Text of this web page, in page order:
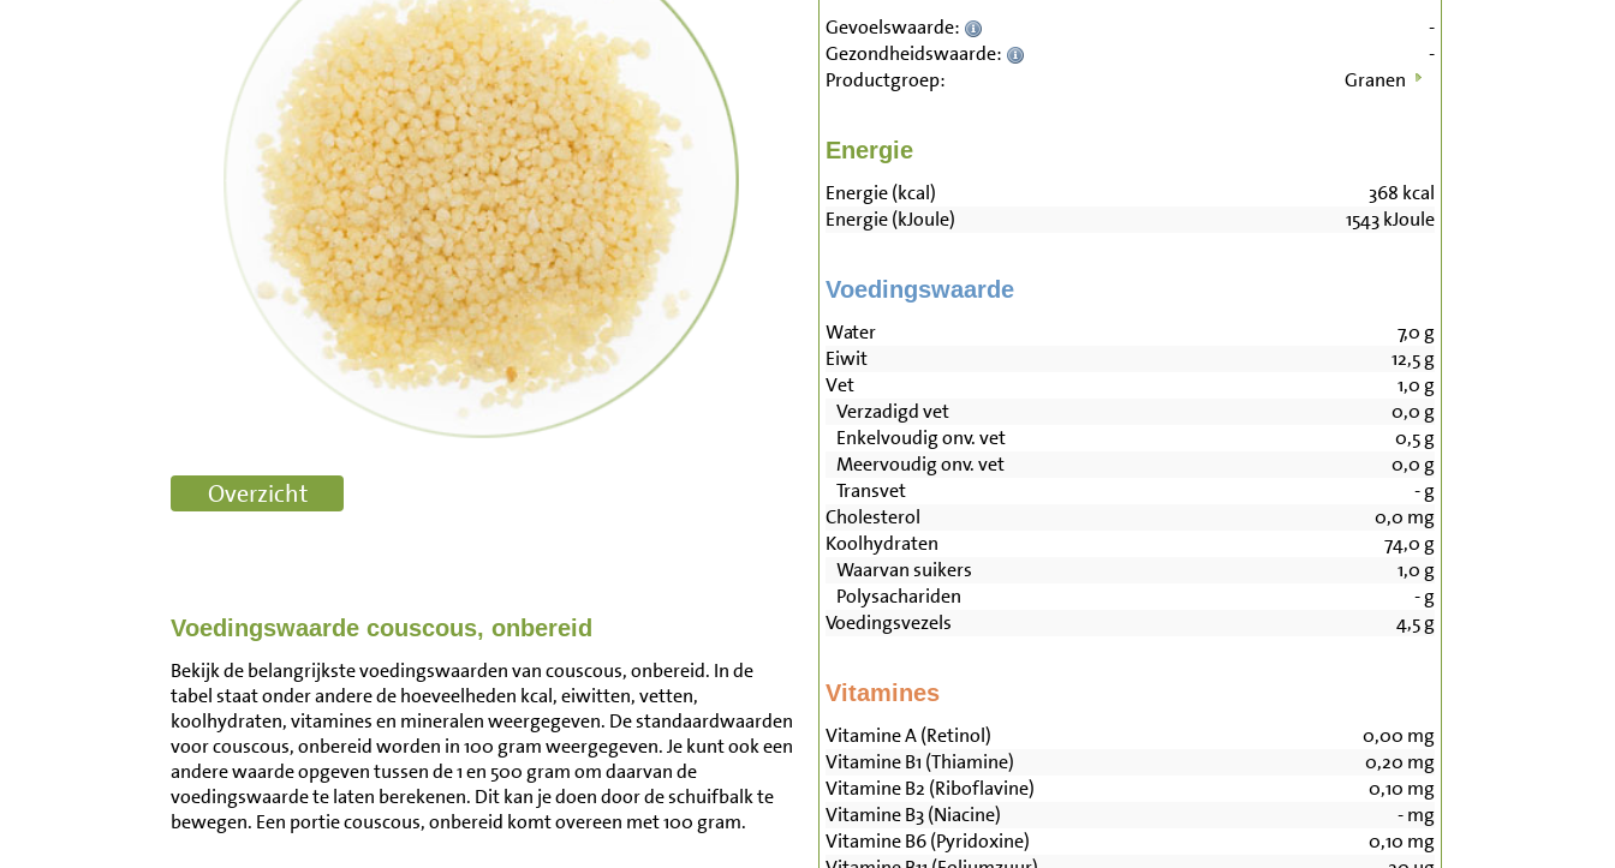
Voedingswaarde couscous, onbereid
Bekijk de belangrijkste voedingswaarden van couscous, onbereid. In de
tabel staat onder andere de hoeveelheden kcal, eiwitten, vetten,
koolhydraten, vitamines en mineralen weergegeven. De standaardwaarden
voor couscous, onbereid worden in 100 gram weergegeven. Je kunt ook een
andere waarde opgeven tussen de 1 en 500 gram om daarvan de
voedingswaarde te laten berekenen. Dit kan je doen door de schuifbalk te
bewegen. Een portie couscous, onbereid komt overeen met 100 gram.
Gevoelswaarde:
-
Gezondheidswaarde:
-
Productgroep:
Granen
Energie
Energie (kcal) 368 kcal
Energie (kJoule)
1543kJoule
Voedingswaarde
Water 7,0 g
Eiwit
12,5g
Vet
1,0 g
Verzadigd vet
0,0 g
Enkelvoudig onv. vet
0,5g
Meervoudig onv. vet
0,0 g
Transvet
-g
Cholesterol
0,0 mg
Koolhydraten
74,0 g
Waarvan suikers
1,0 g
Polysachariden
-g
Voedingsvezels
4,5g
Vitamines
Vitamine A (Retinol) 0,00 mg
Vitamine B1 (Thiamine)
0,20 mg
Vitamine B2 (Riboflavine)
0,10 mg
Vitamine B3 (Niacine)
-mg
Vitamine B6 (Pyridoxine)
0,10 mg